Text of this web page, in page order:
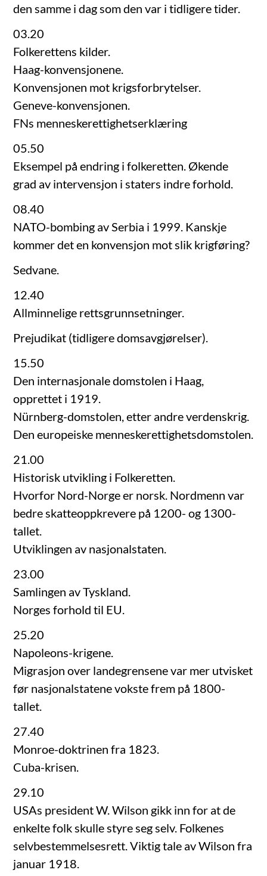
den samme i dag som den var i tidligere tider.
03.20
Folkerettens kilder.
Haag-konvensjonene.
Konvensjonen mot krigsforbrytelser.
Geneve-konvensjonen.
FNs menneskerettighetserklæring
05.50
Eksempel på endring i folkeretten. Økende
grad av intervensjon i staters indre forhold.
08.40
NATO-bombing av Serbia i 1999. Kanskje
kommer det en konvensjon mot slik krigføring?
Sedvane.
12.40
Allminnelige rettsgrunnsetninger.
Prejudikat (tidligere domsavgjørelser).
15.50
Den internasjonale domstolen i Haag,
opprettet i 1919.
Nürnberg-domstolen, etter andre verdenskrig.
Den europeiske menneskerettighetsdomstolen.
21.00
Historisk utvikling i Folkeretten.
Hvorfor Nord-Norge er norsk. Nordmenn var
bedre skatteoppkrevere på 1200- og 1300-
tallet.
Utviklingen av nasjonalstaten.
23.00
Samlingen av Tyskland.
Norges forhold til EU.
25.20
Napoleons-krigene.
Migrasjon over landegrensene var mer utvisket
før nasjonalstatene vokste frem på 1800-
tallet.
27.40
Monroe-doktrinen fra 1823.
Cuba-krisen.
29.10
USAs president W. Wilson gikk inn for at de
enkelte folk skulle styre seg selv. Folkenes
selvbestemmelsesrett. Viktig tale av Wilson fra
januar 1918.